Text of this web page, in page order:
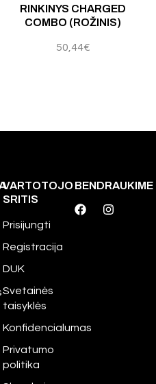
RINKINYS CHARGED
COMBO (ROŽINIS)
50,44€
VARTOTOJO
SRITIS
Prisijungti
Registracija
DUK
Svetainės
taisyklės
Konfidencialumas
Privatumo
politika
BENDRAUKIME